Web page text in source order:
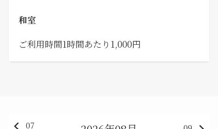
和室
ご利用時間1時間あたり1,000円
07